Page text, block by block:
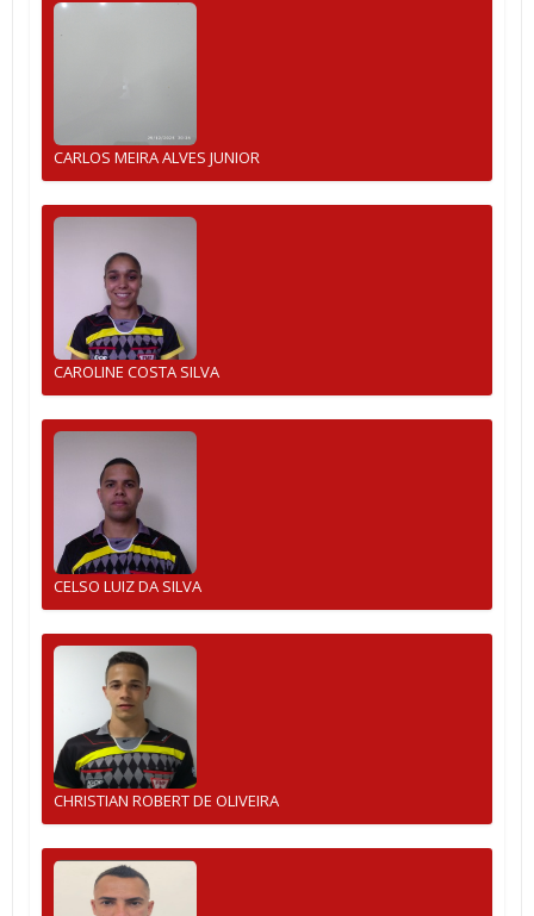
CARLOS MEIRA ALVES JUNIOR
CAROLINE COSTA SILVA
CELSO LUIZ DA SILVA
CHRISTIAN ROBERT DE OLIVEIRA